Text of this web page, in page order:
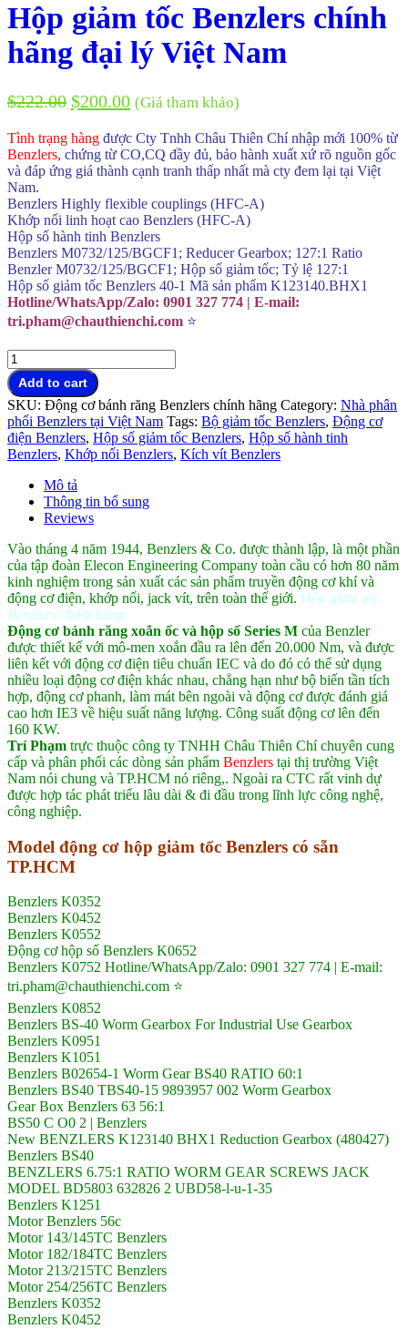
Hộp giảm tốc Benzlers chính
hãng đại lý Việt Nam
$222.00 $200.00 (Giá tham khảo)
Tình trạng hàng được Cty Tnhh Châu Thiên Chí nhập mới 100% từ
Benzlers, chứng từ CO,CQ đầy đủ, bảo hành xuất xứ rõ nguồn gốc
và đáp ứng giá thành cạnh tranh thấp nhất mà cty đem lại tại Việt
Nam.
Benzlers Highly flexible couplings (HFC-A)
Khớp nối linh hoạt cao Benzlers (HFC-A)
Hộp số hành tinh Benzlers
Benzlers M0732/125/BGCF1; Reducer Gearbox; 127:1 Ratio
Benzler M0732/125/BGCF1; Hộp số giảm tốc; Tỷ lệ 127:1
Hộp số giảm tốc Benzlers 40-1 Mã sản phẩm K123140.BHX1
Hotline/WhatsApp/Zalo: 0901 327 774 | E-mail:
tri.pham@chauthienchi.com ⭐
Hộp
giảm
tốc
Benzlers
chính
hãng
đại
Việt
Nam
quantity
Add to cart
SKU: Động cơ bánh răng Benzlers chính hãng Category: Nhà phân
phối Benzlers tại Việt Nam Tags: Bộ giảm tốc Benzlers, Động cơ
điện Benzlers, Hộp số giảm tốc Benzlers, Hộp số hành tinh
Benzlers, Khớp nối Benzlers, Kích vít Benzlers
Mô tả
Thông tin bổ sung
Reviews
Vào tháng 4 năm 1944, Benzlers & Co. được thành lập, là một phần
của tập đoàn Elecon Engineering Company toàn cầu có hơn 80 năm
kinh nghiệm trong sản xuất các sản phẩm truyền động cơ khí và
động cơ điện, khớp nối, jack vít, trên toàn thế giới. Hộp giảm tốc
Benzlers chính hãng
Động cơ bánh răng xoắn ốc và hộp số Series M của Benzler
được thiết kế với mô-men xoắn đầu ra lên đến 20.000 Nm, và được
liên kết với động cơ điện tiêu chuẩn IEC và do đó có thể sử dụng
nhiều loại động cơ điện khác nhau, chẳng hạn như bộ biến tần tích
hợp, động cơ phanh, làm mát bên ngoài và động cơ được đánh giá
cao hơn IE3 về hiệu suất năng lượng. Công suất động cơ lên đến
160 KW.
Trí Phạm trực thuộc công ty TNHH Châu Thiên Chí chuyên cung
cấp và phân phối các dòng sản phẩm Benzlers tại thị trường Việt
Nam nói chung và TP.HCM nó riêng,. Ngoài ra CTC rất vinh dự
được hợp tác phát triểu lâu dài & đi đầu trong lĩnh lực công nghệ,
công nghiệp.
Model động cơ hộp giảm tốc Benzlers có sẵn
TP.HCM
Benzlers K0352
Benzlers K0452
Benzlers K0552
Động cơ hộp số Benzlers K0652
Benzlers K0752 Hotline/WhatsApp/Zalo: 0901 327 774 | E-mail:
tri.pham@chauthienchi.com ⭐
Benzlers K0852
Benzlers BS-40 Worm Gearbox For Industrial Use Gearbox
Benzlers K0951
Benzlers K1051
Benzlers B02654-1 Worm Gear BS40 RATIO 60:1
Benzlers BS40 TBS40-15 9893957 002 Worm Gearbox
Gear Box Benzlers 63 56:1
BS50 C O0 2 | Benzlers
New BENZLERS K123140 BHX1 Reduction Gearbox (480427)
Benzlers BS40
BENZLERS 6.75:1 RATIO WORM GEAR SCREWS JACK
MODEL BD5803 632826 2 UBD58-l-u-1-35
Benzlers K1251
Motor Benzlers 56c
Motor 143/145TC Benzlers
Motor 182/184TC Benzlers
Motor 213/215TC Benzlers
Motor 254/256TC Benzlers
Benzlers K0352
Benzlers K0452